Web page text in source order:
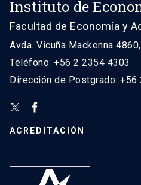
Instituto de
Facultad de Economía y
Avda. Vicuña Mackenna
Teléfono: +56 2 2354 4303
Dirección de Postgrado: +56
ACREDITACIÓN